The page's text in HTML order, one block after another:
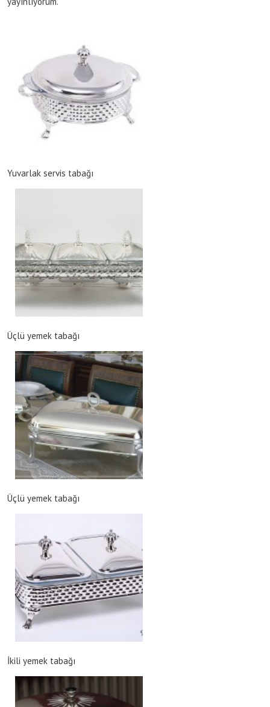
Yuvarlak servis tabağı
Üçlü yemek tabağı
Üçlü yemek tabağı
İkili yemek tabağı